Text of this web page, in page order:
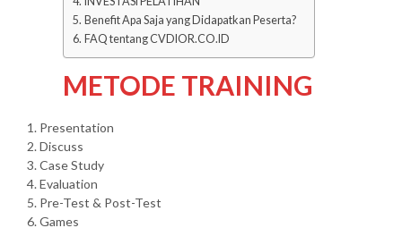
Benefit Apa Saja yang Didapatkan Peserta?
FAQ tentang CVDIOR.CO.ID
METODE TRAINING
1. Presentation
2. Discuss
3. Case Study
4. Evaluation
5. Pre-Test & Post-Test
6. Games